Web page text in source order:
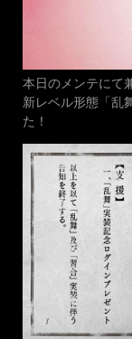
本日のメンテにて
新レベル形態「乱
た！